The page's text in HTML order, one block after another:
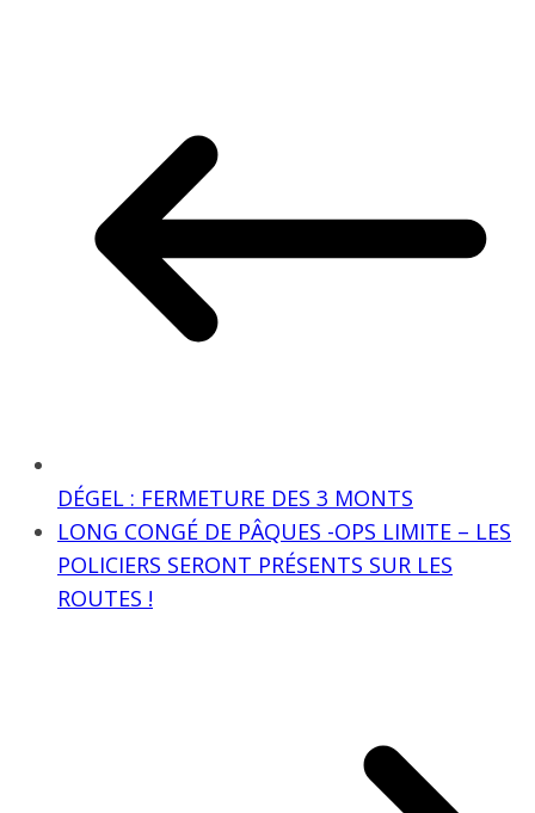
DÉGEL : FERMETURE DES 3 MONTS
LONG CONGÉ DE PÂQUES -OPS LIMITE – LES
POLICIERS SERONT PRÉSENTS SUR LES
ROUTES !